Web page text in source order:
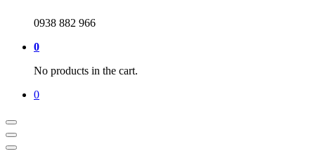
0938 882 966
0
No products in the cart.
0